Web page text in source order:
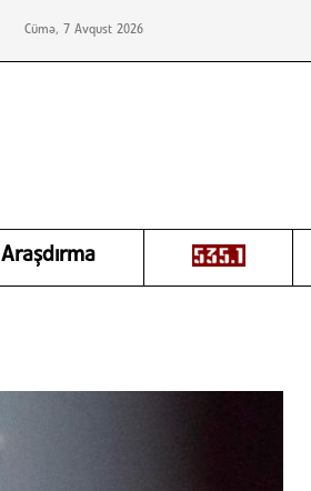
Cümə, 7 Avqust 2026
Araşdırma